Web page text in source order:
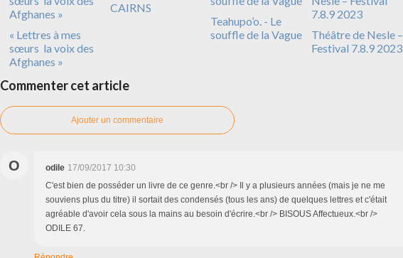
« Lettres à mes
sœurs la voix des
Afghanes »
CAIRNS
Teahupo’o. - Le
souffle de la Vague
Théâtre de Nesle –
Festival 7.8.9 2023
Commenter cet article
Ajouter un commentaire
O odile 17/09/2017 10:30
C'est bien de posséder un livre de ce genre.<br /> Il y a plusieurs années (mais je ne me
souviens plus du titre) il sortait des condensés (tous les ans) de quelques lettres et c'était
agréable d'avoir cela sous la mains au besoin d'écrire.<br /> BISOUS Affectueux.<br />
ODILE 67.